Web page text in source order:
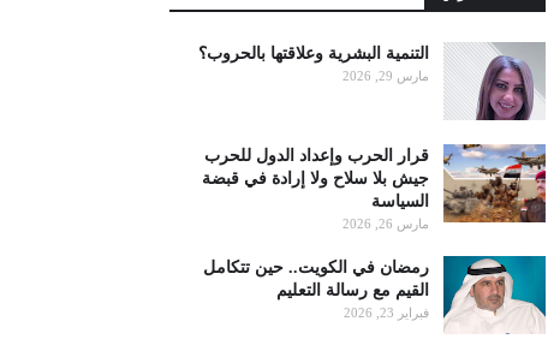
التنمية البشرية وعلاقتها بالحروب؟
مارس 29, 2026
قرار الحرب وإعداد الدول للحرب
جيش بلا سلاح ولا إرادة في قبضة
السياسة
مارس 26, 2026
رمضان في الكويت.. حين تتكامل
القيم مع رسالة التعليم
فبراير 23, 2026